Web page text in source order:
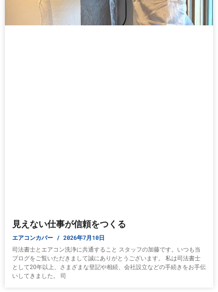
見えない仕事が信頼をつくる
エアコンカバー 2026年7月10日
司法書士とエアコン洗浄に共通すること スタッフの加藤です。いつも当
ブログをご覧いただきまして誠にありがとうございます。 私は司法書士
として20年以上、さまざまな登記や相続、会社設立などの手続きをお手伝
いしてきました。 司